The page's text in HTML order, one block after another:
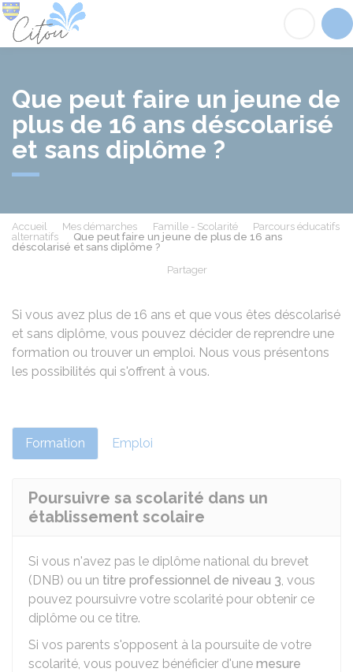
Que peut faire un jeune de
plus de 16 ans déscolarisé
et sans diplôme ?
Accueil Mes démarches Famille - Scolarité
Parcours éducatifs
alternatifs
Que peut faire un jeune de plus de 16 ans
déscolarisé et sans diplôme ?
Partager
Si vous avez plus de 16 ans et que vous êtes déscolarisé
et sans diplôme, vous pouvez décider de reprendre une
formation ou trouver un emploi. Nous vous présentons
les possibilités qui s'offrent à vous.
Formation Emploi
Poursuivre sa scolarité dans un
établissement scolaire
Si vous n'avez pas le diplôme national du brevet
(DNB) ou un titre professionnel de niveau 3, vous
pouvez poursuivre votre scolarité pour obtenir ce
diplôme ou ce titre.
Si vos parents s'opposent à la poursuite de votre
scolarité, vous pouvez bénéficier d'une mesure